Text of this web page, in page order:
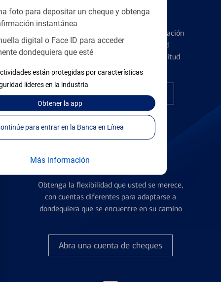
foto para depositar un cheque y obtenga
instantánea
digital o Face ID para acceder
dondequiera que esté
están protegidas por características
líderes en la industria
Obtenerla app
Continúe para entrar en la Banca en Línea
Más información
Tarjetas de Crédito
Conozca los pormenores de la administración
de tarjetas de crédito y la identidad
financiera antes de presentar una solicitud
Encuentre la tarjeta correcta
Obtenga la flexibilidad que usted se merece,
con cuentas diferentes para adaptarse a
dondequiera que se encuentre en su camino
Abra una cuenta de cheques